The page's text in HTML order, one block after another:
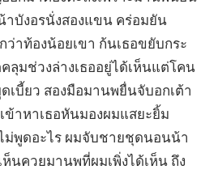
าบังอรนั่งสองแขน คร่อมยัน
าท้องน้อยเขา ก้นเธอขยับกระ
มช่วงล่างเธออยู่ได้เห็นแต่โคน
เบี้ยว สองมือมานพยื่นจับอกเต้า
ข้าหาเธอหันมองผมแสยะยิ้ม
ม่พูดอะไร ผมจับชายชุดนอนน้า
นควยมานพที่ผมเพิ่งได้เห็น ถึง